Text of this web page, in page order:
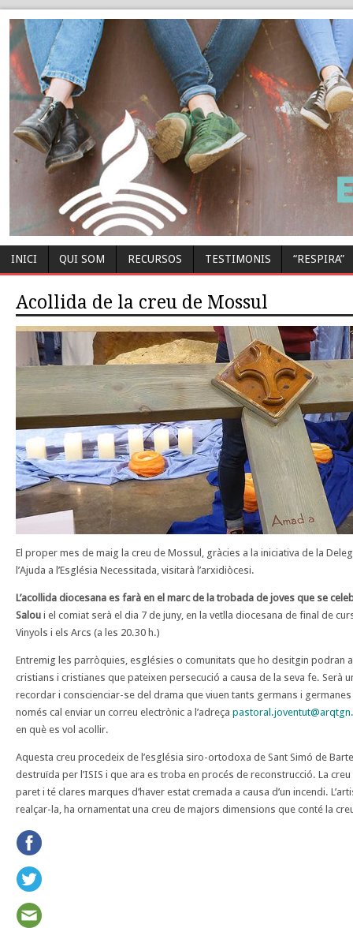
INICI QUI SOM RECURSOS TESTIMONIS “RESPIRA”
Acollida de la creu de Mossul
El proper mes de maig la creu de Mossul, gràcies a la iniciativa de la
l’Ajuda a l’Església Necessitada, visitarà l’arxidiòcesi.
L’acollida diocesana es farà en el marc de la trobada de joves que se
Salou i el comiat serà el dia 7 de juny, en la vetlla diocesana de final de
Vinyols i els Arcs (a les 20.30 h.)
Entremig les parròquies, esglésies o comunitats que ho desitgin podran
cristians i cristianes que pateixen persecució a causa de la seva fe. Serà
recordar i conscienciar-se del drama que viuen tants germans i
només cal enviar un correu electrònic a l’adreça
en què es vol acollir.
Aquesta creu procedeix de l’església siro-ortodoxa de Sant Simó de
destruïda per l’ISIS i que ara es troba en procés de reconstrucció. La
paret i té clares marques d’haver estat cremada a causa d’un incendi.
realçar-la, ha ornamentat una creu de majors dimensions que conté la